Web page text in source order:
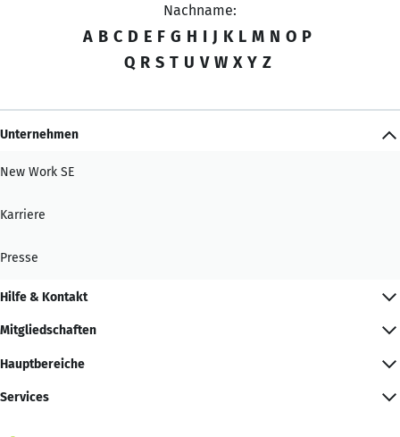
Nachname:
A B C D E F G H I J K L M N O P
Q R S T U V W X Y Z
Unternehmen
New Work SE
Karriere
Presse
Hilfe & Kontakt
Mitgliedschaften
Hauptbereiche
Services